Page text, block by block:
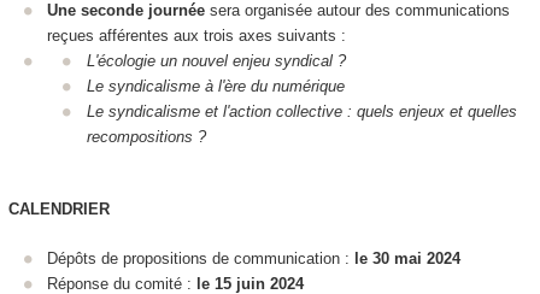
Une seconde journée sera organisée autour des communications
reçues afférentes aux trois axes suivants :
L'écologie un nouvel enjeu syndical ?
Le syndicalisme à l'ère du numérique
Le syndicalisme et l'action collective : quels enjeux et quelles
recompositions ?
CALENDRIER
Dépôts de propositions de communication : le 30 mai 2024
Réponse du comité : le 15 juin 2024